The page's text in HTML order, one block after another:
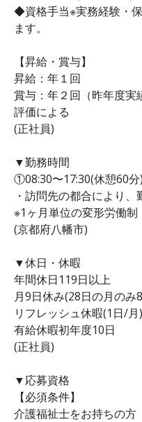
◆資格手当※実務経験・
ます。
【昇給・賞与】
昇給：年１回
賞与：年２回（昨年度
評価による
(正社員)
▼勤務時間
①08:30〜17:30(休憩60分)
・訪問先の都合により
※1ヶ月単位の変形労働制
(京都府八幡市)
▼休日・休暇
年間休日119日以上
月9日休み(28日の月のみ
リフレッシュ休暇(1日/月)
有給休暇初年度10日
(正社員)
▼応募資格
【必須条件】
介護福祉士をお持ちの方